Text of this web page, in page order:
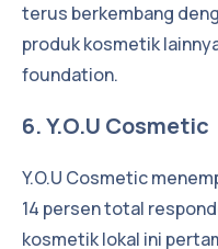
terus berkembang
produk kosmetik
foundation.
6. Y.O.U Cosmetic
Y.O.U Cosmetic
14 persen total
kosmetik lokal ini